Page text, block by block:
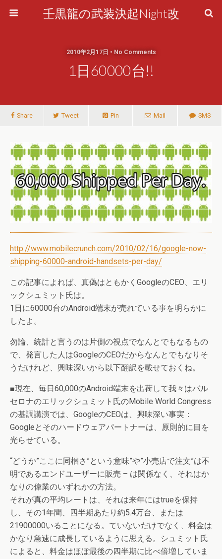
壬黒龍の武装決起Night改
2010年2月17日 • No Comments
1日60000台!!
Share Tweet Pin Mail SMS
http://www.mobilecrunch.com/2010/02/16/google-now-
shipping-60000-android-handsets-per-day/
この記事によれば、真偽はともかくGoogleのCEO、エリ
ックシュミット氏は。
1日に60000台のAndroid端末が売れている事を明らかに
したよ。
勿論、統計と言うのは片側の視点でなんとでもなるもの
で、発言した人はGoogleのCEOだからなんとでもなりそ
うだけれど、興味深いから以下翻訳を載せておくね。
■現在、毎日60,000のAndroid端末を出荷して我々はバル
セロナのエリックシュミット氏のMobile World Congress
の基調講演では、GoogleのCEOは、興味深い事実：
Googleとそのハードウェアパートナーは、原則的に目を
光らせている。
“どうか”ここに同梱さ”という意味”や”小売店で注文”は不
明であるエンドユーザーに販売 – は関係なく、それはか
なりの偉業のいずれかの方法。
それが真の平均レートは、それは来年にはtrueを保持
し、その1年間、四半期あたり約5.4万台、または
21900000いることになる。ていないだけでなく、料金は
かなり急速に成長しているように思える。シュミット氏
によると、料金はほぼ最後の四半期に比べ倍増していま